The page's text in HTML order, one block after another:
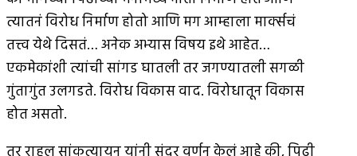
त्यातनं विरोध निर्माण होतो आणि मग आम्हाला मार्क्सचं
तत्त्व येथे दिसतं… अनेक अभ्यास विषय इथे आहेत…
एकमेकांशी त्यांची सांगड घातली तर जगण्यातली सगळी
गुंतागुंत उलगडते. विरोध विकास वाद. विरोधातून विकास
होत असतो.